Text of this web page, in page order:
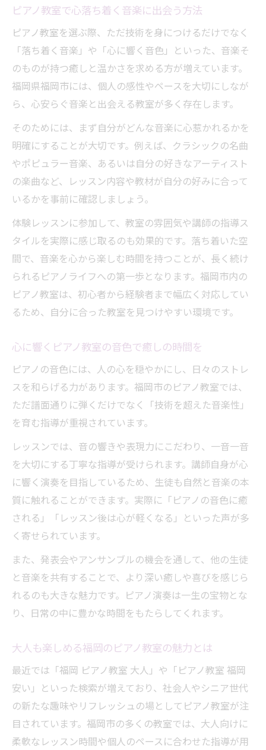
大人も安心して通えるピアノ教室の見極め
方
個人ピアノ教室の音楽的魅力と選び方のコ
ツ
口コミで人気のピアノ教室はここが違う
ピアノ教室なら心に響く毎日へ一歩
ピアノ教室で心に響く毎日を始めるコツ
ピアノ教室の音楽が日常を豊かに彩る理由
福岡のピアノ教室で得る心安らぐ瞬間
ピアノ教室のレッスンが毎日に与える影響
ピアノ教室で心に残る音色を育む方法
大人も始めやすい福岡市の音楽教室事情
大人に人気の福岡ピアノ教室の選び方とは
ピアノ教室で大人が感じる音楽の魅力
大人初心者も安心できるピアノ教室の特徴
ピアノ教室で仕事帰りに心落ち着く時間を
ック
ピアノ教室で心落ち着く音楽に出会う方法
ピアノ教室を選ぶ際、ただ技術を身につけるだけでなく
「落ち着く音楽」や「心に響く音色」といった、音楽そ
のものが持つ癒しと温かさを求める方が増えています。
福岡県福岡市には、個人の感性やペースを大切にしなが
ら、心安らぐ音楽と出会える教室が多く存在します。
そのためには、まず自分がどんな音楽に心惹かれるかを
明確にすることが大切です。例えば、クラシックの名曲
やポピュラー音楽、あるいは自分の好きなアーティスト
の楽曲など、レッスン内容や教材が自分の好みに合って
いるかを事前に確認しましょう。
体験レッスンに参加して、教室の雰囲気や講師の指導ス
タイルを実際に感じ取るのも効果的です。落ち着いた空
間で、音楽を心から楽しむ時間を持つことが、長く続け
られるピアノライフへの第一歩となります。福岡市内の
ピアノ教室は、初心者から経験者まで幅広く対応してい
るため、自分に合った教室を見つけやすい環境です。
心に響くピアノ教室の音色で癒しの時間を
ピアノの音色には、人の心を穏やかにし、日々のストレ
スを和らげる力があります。福岡市のピアノ教室では、
ただ譜面通りに弾くだけでなく「技術を超えた音楽性」
を育む指導が重視されています。
レッスンでは、音の響きや表現力にこだわり、一音一音
を大切にする丁寧な指導が受けられます。講師自身が心
に響く演奏を目指しているため、生徒も自然と音楽の本
質に触れることができます。実際に「ピアノの音色に癒
される」「レッスン後は心が軽くなる」といった声が多
く寄せられています。
また、発表会やアンサンブルの機会を通して、他の生徒
と音楽を共有することで、より深い癒しや喜びを感じら
れるのも大きな魅力です。ピアノ演奏は一生の宝物とな
り、日常の中に豊かな時間をもたらしてくれます。
大人も楽しめる福岡のピアノ教室の魅力とは
最近では「福岡 ピアノ教室 大人」や「ピアノ教室 福岡
安い」といった検索が増えており、社会人やシニア世代
の新たな趣味やリフレッシュの場としてピアノ教室が注
目されています。福岡市の多くの教室では、大人向けに
柔軟なレッスン時間や個人のペースに合わせた指導が用